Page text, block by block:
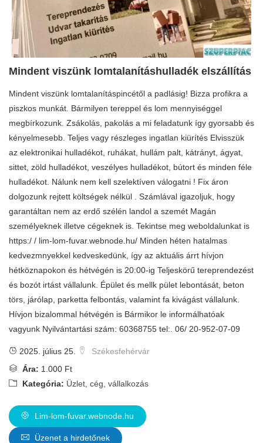
Mindent viszünk lomtalanításhulladék elszállítás
Mindent viszünk lomtalanításpincétől a padlásig! Bizza profikra a
piszkos munkát. Bármilyen tereppel és lom mennyiséggel
megbírkozunk. Zsákolás, pakolás a mi feladatunk így gyorsabb és
kényelmesebb. Teljes vagy részleges ingatlan kiürítés Elvisszük
az elektronikai hulladékot, ruhákat, hullám palt, kátrányt, ágyat,
sittet, zöld hulladékot, veszélyes hulladékot, bútort és minden féle
hulladékot. Nálunk nem kell szelektíven válogatni ! Fix áron
dolgozunk rejtett költségek nélkül . Számlával igazoljuk, hogy
garantáltan nem az erdő szélén landol a szemét Magán
személyeknek illetve cégeknek is. Tekintse meg weboldalunkat is
https:/ / lim-lom-fuvar.webnode.hu/ Minden héten hatalmas
kedvezmnyekkel kedveskedünk, így az aktuális árrt hívjon
hétköznapokon és hétvégén is 20:00-ig Teljeskörű tereprendezést
és bozót irtást vállalunk. Épület és mellk pület lebontását, beton
törs, járólap, parketta felbontás, valamint fa kivágást vállalunk.
Hívjon bizalommal hétvégén is Bármikor le informálhatóak
vagyunk Nyilvántartási szám: 60368755 tel:. 06/ 20-952-07-09
2025. július 25.
Székesfehérvár
Ára: 1.000 Ft
Kategória: Üzlet, cég, vállalkozás
Lim-lom-fuvar.webnode.hu
Üzenet a hirdetőnek